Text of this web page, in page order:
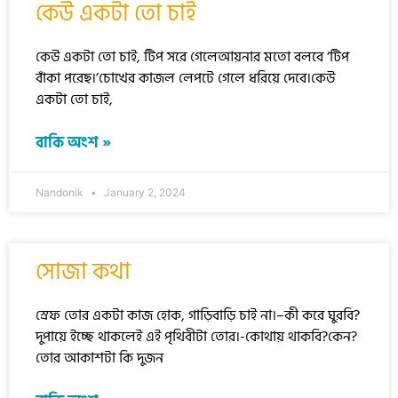
কেউ একটা তো চাই
কেউ একটা তো চাই, টিপ সরে গেলেআয়নার মতো বলবে ‘টিপ
বাঁকা পরেছ।’চোখের কাজল লেপটে গেলে ধরিয়ে দেবে।কেউ
একটা তো চাই,
বাকি অংশ »
Nandonik January 2, 2024
সোজা কথা
স্রেফ তোর একটা কাজ হোক, গাড়িবাড়ি চাই না।–কী করে ঘুরবি?
দুপায়ে ইচ্ছে থাকলেই এই পৃথিবীটা তোর।-কোথায় থাকবি?কেন?
তোর আকাশটা কি দুজন